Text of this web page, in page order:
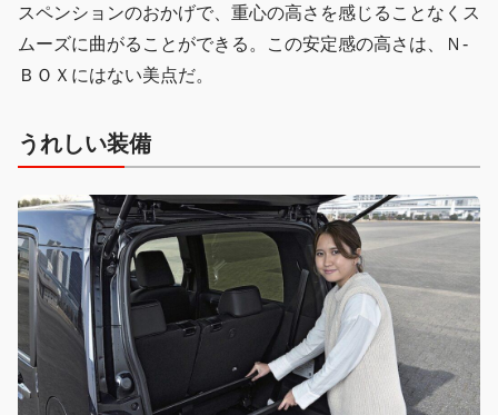
スペンションのおかげで、重心の高さを感じることなくス
ムーズに曲がることができる。この安定感の高さは、Ｎ-
ＢＯＸにはない美点だ。
うれしい装備